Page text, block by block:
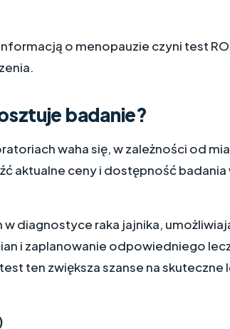
o menopauzie czyni test
badanie?
waha się, w zależności od
aktualne ceny i dostępność
diagnostyce raka jajnika,
i zaplanowanie odpowiedniego
ten zwiększa szanse na skuteczne